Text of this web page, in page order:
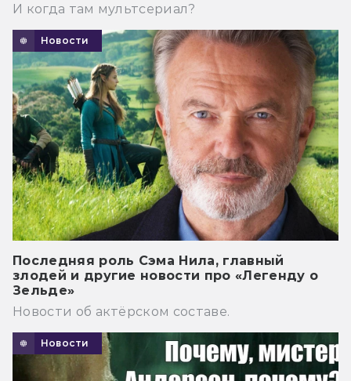
И когда там мультсериал?
Новости
Последняя роль Сэма Нила, главный
злодей и другие новости про «Легенду о
Зельде»
Новости об актёрском составе.
Новости